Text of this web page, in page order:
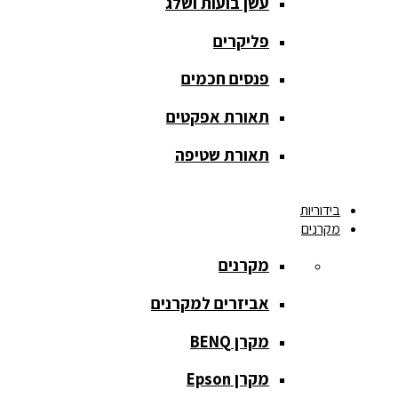
מסך הקרנה
roll up
מסך הקרנה
חצובה
ידני
מסך הקרנה
מסך הקרנה
קבוע
פליקרים
פנסים חכמים
תאורת אפקטים
תאורת שטיפה
בידוריות
מקרנים
מקרנים
אביזרים למקרנים
מקרן BENQ
מקרן Epson